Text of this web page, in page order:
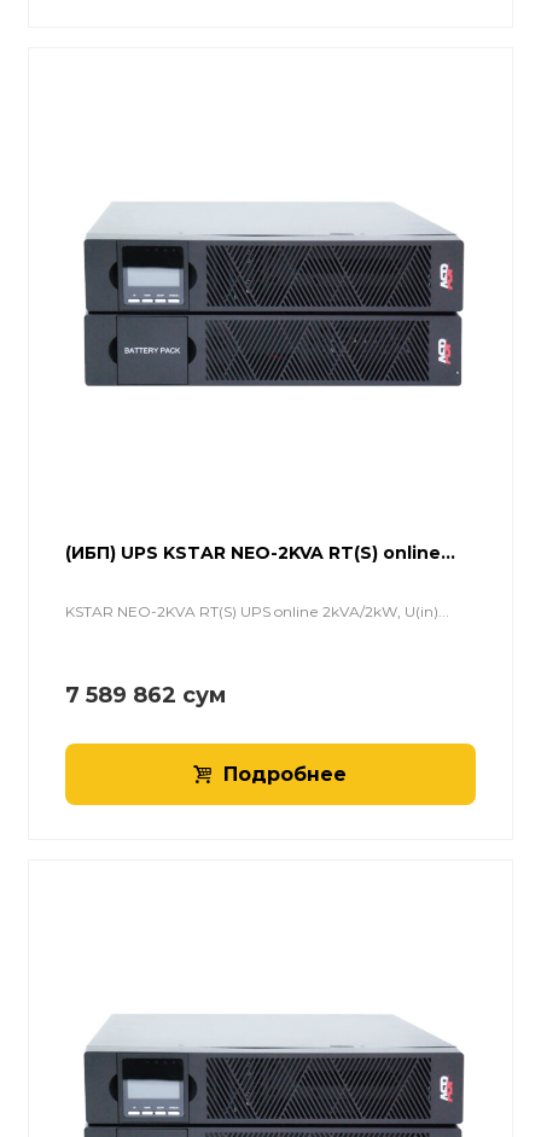
(ИБП) UPS KSTAR NEO-2KVA RT(S) online...
KSTAR NEO-2KVA RT(S) UPS online 2kVA/2kW, U(in)...
7 589 862 сум
Подробнее